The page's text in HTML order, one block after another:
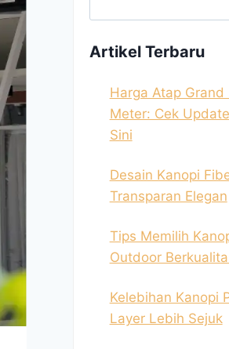
Artikel Terbaru
Harga Atap Grand
Meter: Cek
Sini
Desain Kanopi
Transparan Elegan
Tips Memilih
Outdoor
Kelebihan Kanopi
Layer Lebih Sejuk